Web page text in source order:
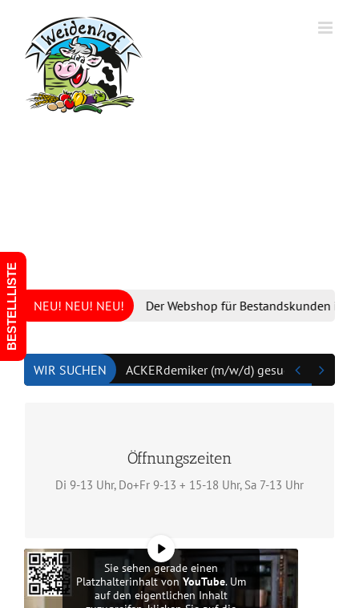
springen
NEU! NEU! NEU!Der Webshop für Bestandskunden ist in der
WIR SUCHEN ACKERdemiker (m/w/d) gesucht
 
Öffnungszeiten
Di 9-13 Uhr, Do+Fr 9-13 + 15-18 Uhr, Sa 7-13 Uhr
Wir freuen uns auf Ihren Besuch!
IhrWeidenHofLaden
Sie sehen gerade einen
Platzhalterinhalt von YouTube. Um
auf den eigentlichen Inhalt
BESTELLLISTE